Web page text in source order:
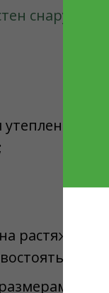
снаружи
.
растяжение
ветру.